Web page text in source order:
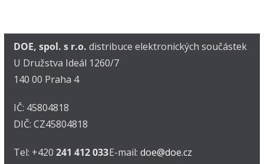
DOE, spol. s r.o. distribuce elektronických součástek
U Družstva Ideál 1260/7
140 00 Praha 4
IČ: 45804818
DIČ: CZ45804818
Tel: +420 241 412 033E-mail: doe@doe.cz